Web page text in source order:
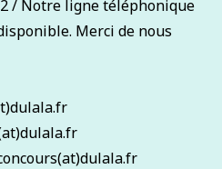
/ Notre ligne téléphonique
Merci de nous